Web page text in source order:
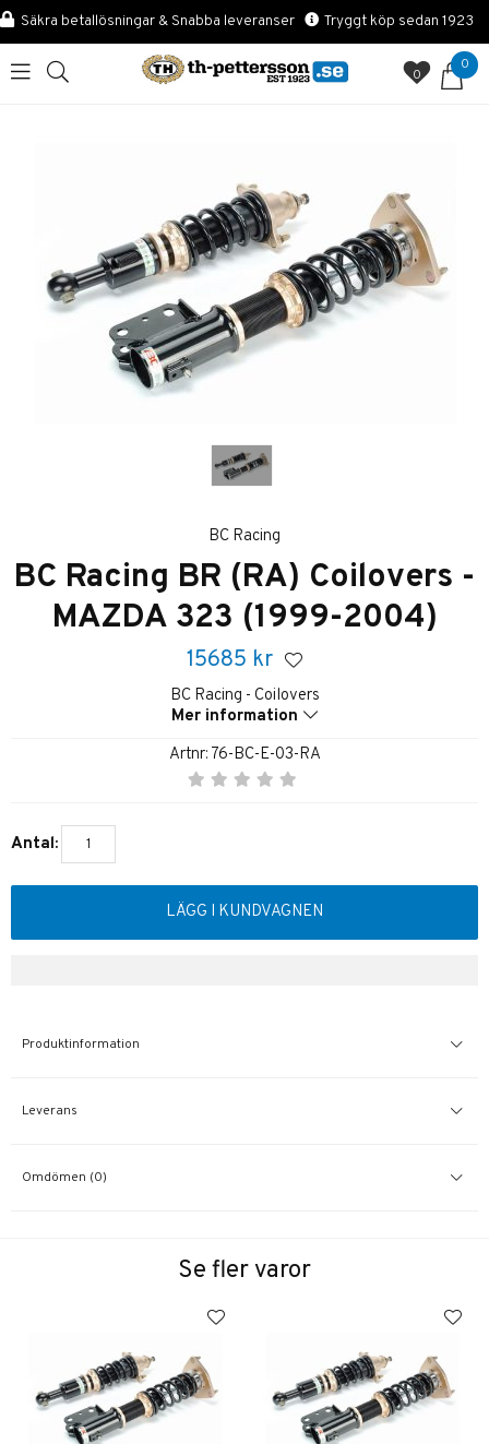
Säkra betallösningar & Snabba leveranser Tryggt köp sedan 1923
0
0
BC Racing
BC Racing BR (RA) Coilovers -
MAZDA 323 (1999-2004)
15685 kr
BC Racing - Coilovers
Mer information
Artnr: 76-BC-E-03-RA
Antal:
LÄGG I KUNDVAGNEN
Produktinformation
Leverans
Omdömen (0)
Se fler varor